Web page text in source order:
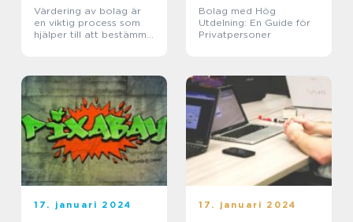
Värdering av bolag är
en viktig process som
hjälper till att bestämma
Bolag med Hög
Utdelning: En Guide för
Privatpersoner
17. januari 2024 17. januari 2024